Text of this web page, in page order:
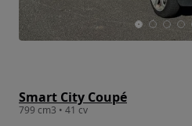
Smart City Coupé
799 cm3 • 41 cv